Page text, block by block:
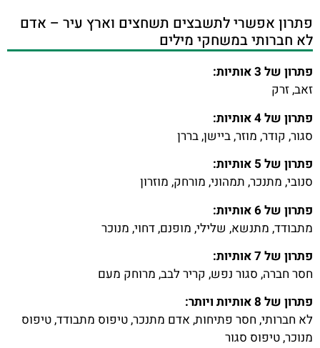
פתרון אפשרי לתשבצים תשחצים וארץ עיר – אדם
לא חברותי במשחקי מילים
פתרון של 3 אותיות:
זאב, זרק
פתרון של 4 אותיות:
סגור, קודר, מוזר, ביישן, בררן
פתרון של 5 אותיות:
סנובי, מתנכר, תמהוני, מורחק, מוזרון
פתרון של 6 אותיות:
מתבודד, מתנשא, שלילי, מופנם, דחוי, מנוכר
פתרון של 7 אותיות:
חסר חברה, סגור נפש, קריר לבב, מרוחק מעם
פתרון של 8 אותיות ויותר:
לא חברותי, חסר פתיחות, אדם מתנכר, טיפוס מתבודד, טיפוס
מנוכר, טיפוס סגור